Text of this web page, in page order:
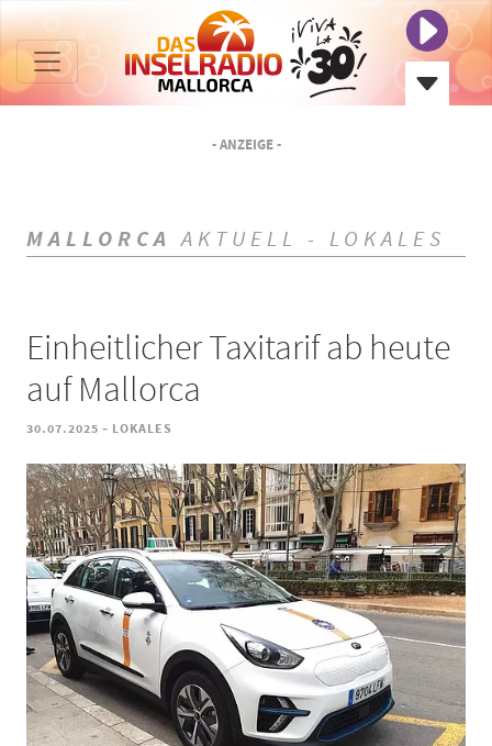
- ANZEIGE -
MALLORCA AKTUELL - LOKALES
Einheitlicher Taxitarif ab heute
auf Mallorca
30.07.2025 - LOKALES